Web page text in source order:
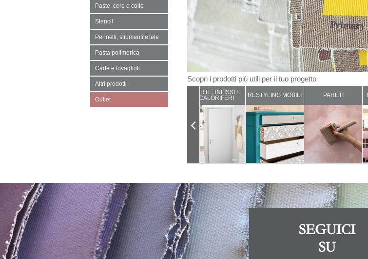
Paste, cere e colle
Stencil
Pennelli, strumenti e tele
Pasta polimerica
Carte e tovaglioli
Altri prodotti
Outlet
Scopri i prodotti più utili per il tuo progetto
PORTE, INFISSI E
CALORIFERI
RESTYLING MOBILI PARETI